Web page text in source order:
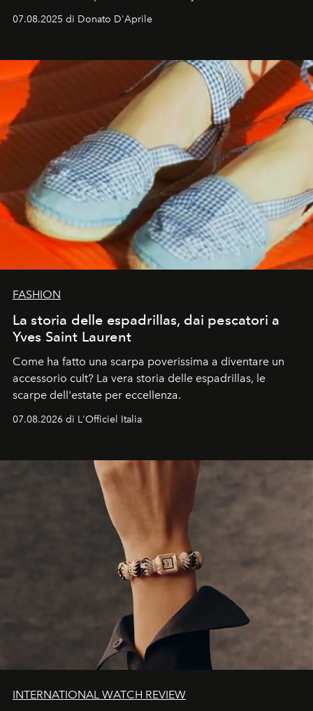
07.08.2025 di Donato D'Aprile
FASHION
La storia delle espadrillas, dai pescatori a
Yves Saint Laurent
Come ha fatto una scarpa poverissima a diventare un
accessorio cult? La vera storia delle espadrillas, le
scarpe dell'estate per eccellenza.
07.08.2026 di L'Officiel Italia
INTERNATIONAL WATCH REVIEW